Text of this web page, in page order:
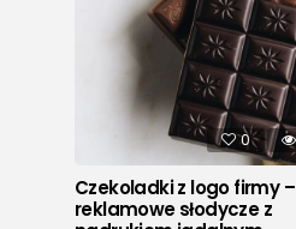
0
Czekoladki z logo firmy –
reklamowe słodycze z